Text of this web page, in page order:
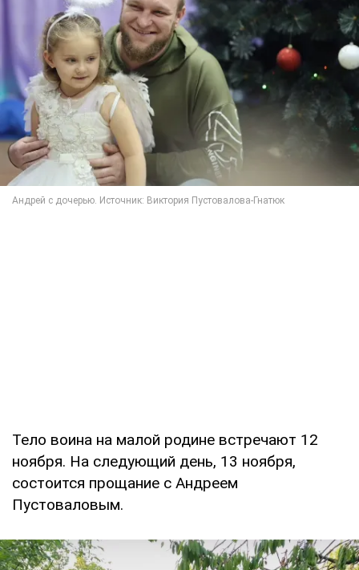
Тело воина на малой родине встречают 12
ноября. На следующий день, 13 ноября,
состоится прощание с Андреем
Пустоваловым.